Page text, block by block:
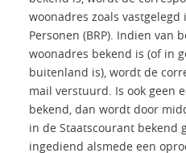
woonadres zoals
Personen (BRP). Indien van
woonadres bekend is (of in
buitenland is), wordt de
mail verstuurd. Is ook geen
bekend, dan wordt door
in de Staatscourant bekend
ingediend alsmede een